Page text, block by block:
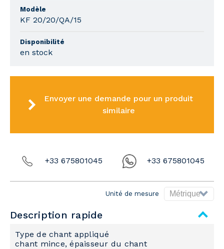
Modèle
KF 20/20/QA/15
Disponibilité
en stock
Envoyer une demande pour un produit
similaire
+33 675801045 +33 675801045
Unité de mesure
Description rapide
Type de chant appliqué
chant mince, épaisseur du chant